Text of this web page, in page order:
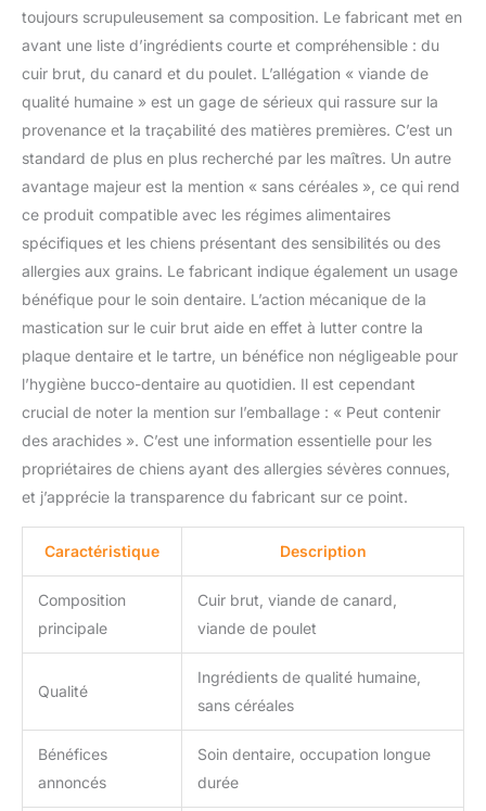
toujours scrupuleusement sa composition. Le fabricant met en
avant une liste d’ingrédients courte et compréhensible : du
cuir brut, du canard et du poulet. L’allégation « viande de
qualité humaine » est un gage de sérieux qui rassure sur la
provenance et la traçabilité des matières premières. C’est un
standard de plus en plus recherché par les maîtres. Un autre
avantage majeur est la mention « sans céréales », ce qui rend
ce produit compatible avec les régimes alimentaires
spécifiques et les chiens présentant des sensibilités ou des
allergies aux grains. Le fabricant indique également un usage
bénéfique pour le soin dentaire. L’action mécanique de la
mastication sur le cuir brut aide en effet à lutter contre la
plaque dentaire et le tartre, un bénéfice non négligeable pour
l’hygiène bucco-dentaire au quotidien. Il est cependant
crucial de noter la mention sur l’emballage : « Peut contenir
des arachides ». C’est une information essentielle pour les
propriétaires de chiens ayant des allergies sévères connues,
et j’apprécie la transparence du fabricant sur ce point.
Caractéristique Description
Composition
principale
Cuir brut, viande de canard,
viande de poulet
Qualité
Ingrédients de qualité humaine,
sans céréales
Bénéfices
annoncés
Soin dentaire, occupation longue
durée